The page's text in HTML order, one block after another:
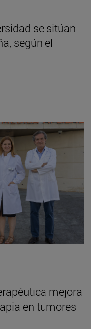
se sitúan
según el
mejora
en tumores